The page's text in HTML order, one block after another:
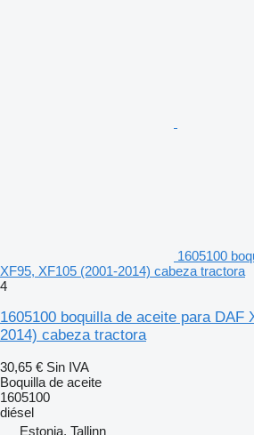
1605100
XF95, XF105 (2001-2014) cabeza tractora
4
1605100 boquilla de aceite para DAF
2014) cabeza tractora
30,65 € Sin IVA
Boquilla de aceite
1605100
diésel
Estonia, Tallinn